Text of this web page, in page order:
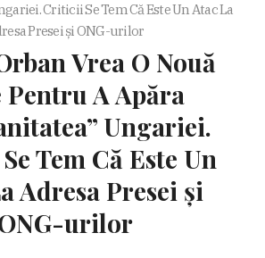
Criticii Se Tem Că Este Un Atac La
Presei și ONG-urilor
Vrea O Nouă
Pentru A Apăra
Ungariei.
Tem Că Este Un
Adresa Presei și
urilor